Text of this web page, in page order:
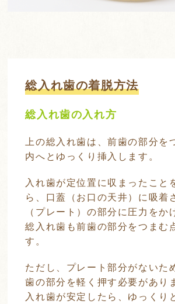
総入れ歯の着脱方法
総入れ歯の入れ方
上の総入れ歯は、前歯の部分を
内へとゆっくり挿入します。
入れ歯が定位置に収まったこと
ら、口蓋（お口の天井）に吸着
（プレート）の部分に圧力をか
総入れ歯も前歯の部分をつまむ
す。
ただし、プレート部分がないた
歯の部分を軽く押す必要があり
入れ歯が安定したら、ゆっくり